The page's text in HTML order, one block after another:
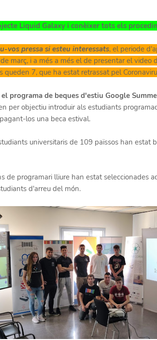
Liquid Galaxy i conèixer tots els
vos pressa si esteu interessats, el periode
març, i a més a més el de presentar el video
queden 7, que ha estat retrassat pel
programa de beques d'estiu Google
per objectiu introduir als estudiants
los una beca estival.
universitaris de 109 païssos han estat
de programari lliure han estat seleccionades
d'arreu del món.